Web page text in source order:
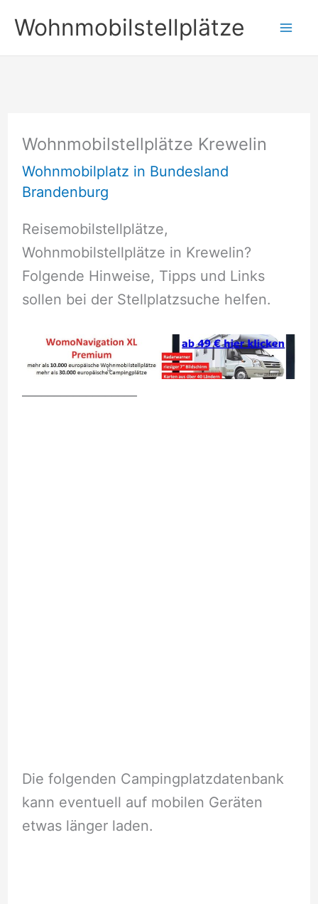
Inhalt
springen
Wohnmobilstellplätze
Wohnmobilstellplätze Krewelin
Wohnmobilplatz in Bundesland
Brandenburg
Reisemobilstellplätze,
Wohnmobilstellplätze in Krewelin?
Folgende Hinweise, Tipps und Links
sollen bei der Stellplatzsuche helfen.
Die folgenden Campingplatzdatenbank
kann eventuell auf mobilen Geräten
etwas länger laden.